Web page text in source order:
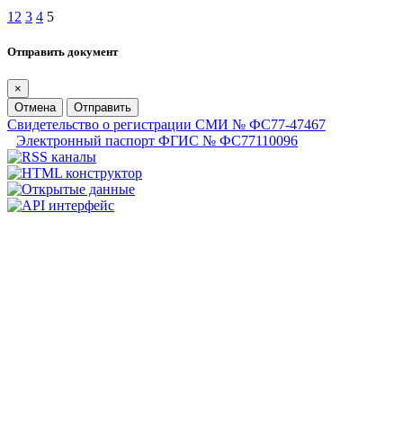
1 2 3 4 5
Отправить документ
×
Отмена
Отправить
Свидетельство о регистрации СМИ № ФС77-47467
Электронный паспорт ФГИС № ФС77110096